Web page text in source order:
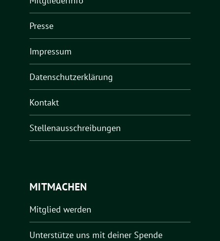
Presse
Impressum
Datenschutzerklärung
Kontakt
Stellenausschreibungen
MITMACHEN
Mitglied werden
Unterstütze uns mit deiner Spende